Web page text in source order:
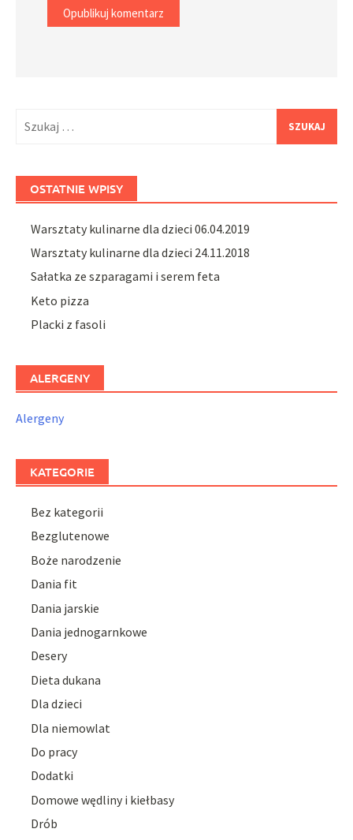
OSTATNIE WPISY
Warsztaty kulinarne dla dzieci 06.04.2019
Warsztaty kulinarne dla dzieci 24.11.2018
Sałatka ze szparagami i serem feta
Keto pizza
Placki z fasoli
ALERGENY
Alergeny
KATEGORIE
Bez kategorii
Bezglutenowe
Boże narodzenie
Dania fit
Dania jarskie
Dania jednogarnkowe
Desery
Dieta dukana
Dla dzieci
Dla niemowlat
Do pracy
Dodatki
Domowe wędliny i kiełbasy
Drób